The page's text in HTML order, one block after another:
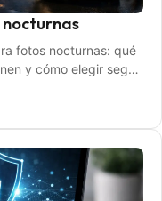
fotos nocturnas: qué
y cómo elegir según